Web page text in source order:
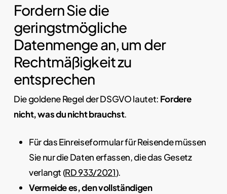
Fordern Sie die
geringstmögliche
Datenmenge an, um der
Rechtmäßigkeit zu
entsprechen
Die goldene Regel der DSGVO lautet: Fordere
nicht, was du nicht brauchst.
Für das Einreiseformular für Reisende müssen
Sie nur die Daten erfassen, die das Gesetz
verlangt (RD 933/2021).
Vermeide es, den vollständigen